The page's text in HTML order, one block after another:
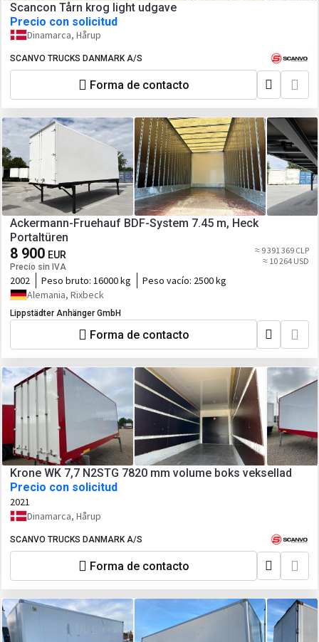
Scancon Tårn krog light udgave
Precio con solicitud
Dinamarca, Hårup
SCANVO TRUCKS DANMARK A/S
Forma de contacto
Ackermann-Fruehauf BDF-System 7.45 m, Heck
Portaltüren
8 900 EUR
Precio sin IVA
≈ 9 391 369 CLP
≈ 10 264 USD
2002 Peso bruto: 16000 kg Peso vacío: 2500 kg
Alemania, Rixbeck
Lippstädter Anhänger GmbH
Forma de contacto
Krone WK 7,7 N2STG 7820 mm volume boks veksellad
Precio con solicitud
2021
Dinamarca, Hårup
SCANVO TRUCKS DANMARK A/S
Forma de contacto